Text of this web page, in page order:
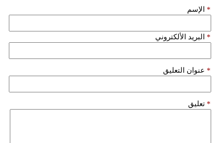
الإسم *
البريد الألكتروني *
عنوان التعليق *
تعليق *